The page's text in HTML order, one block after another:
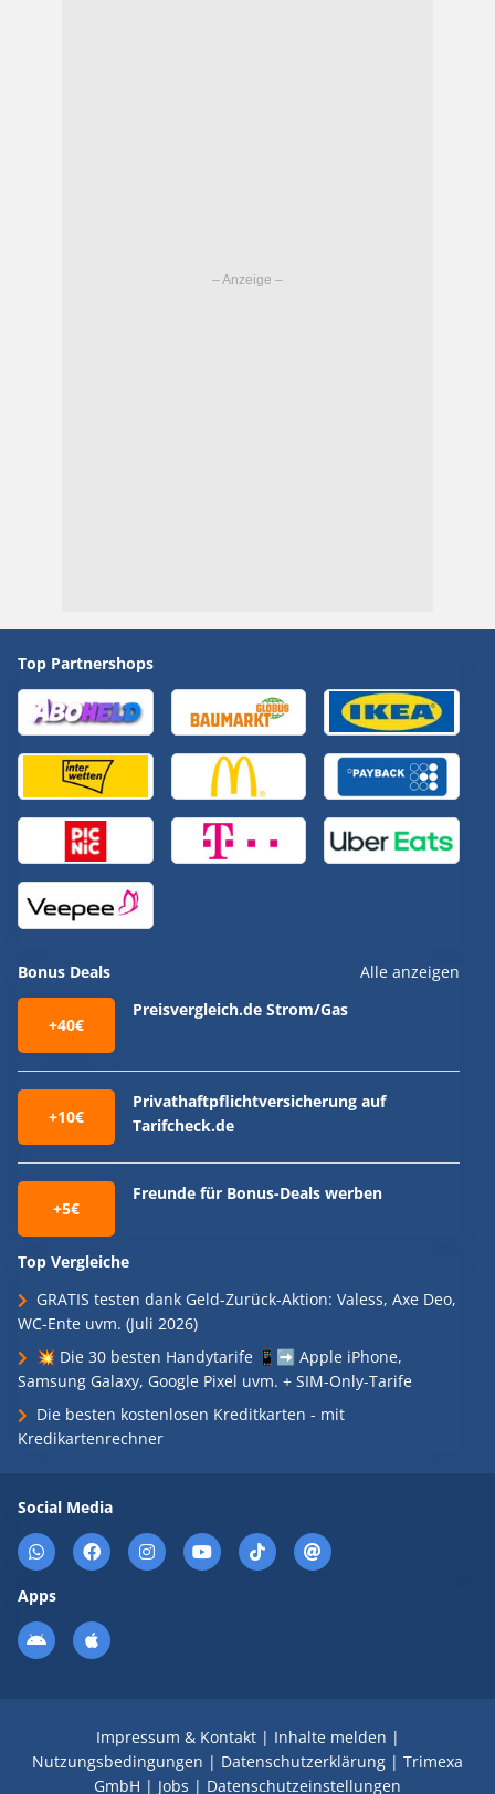
Top Partnershops
Bonus Deals Alle anzeigen
+40€
Preisvergleich.de Strom/Gas
+10€
Privathaftpflichtversicherung auf
Tarifcheck.de
+5€
Freunde für Bonus-Deals werben
Top Vergleiche
GRATIS testen dank Geld-Zurück-Aktion: Valess, Axe Deo,
WC-Ente uvm. (Juli 2026)
💥 Die 30 besten Handytarife 📱➡️ Apple iPhone,
Samsung Galaxy, Google Pixel uvm. + SIM-Only-Tarife
Die besten kostenlosen Kreditkarten - mit
Kredikartenrechner
Social Media
Apps
Impressum & Kontakt| Inhalte melden |
Nutzungsbedingungen | Datenschutzerklärung | Trimexa
GmbH | Jobs | Datenschutzeinstellungen